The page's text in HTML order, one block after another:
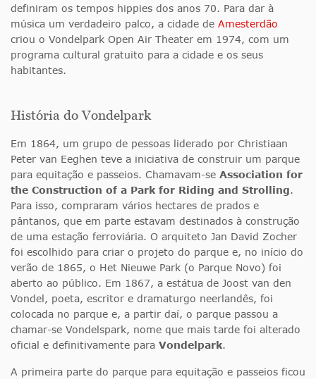
definiram os tempos hippies dos anos 70. Para dar à
música um verdadeiro palco, a cidade de Amesterdão
criou o Vondelpark Open Air Theater em 1974, com um
programa cultural gratuito para a cidade e os seus
habitantes.
História do Vondelpark
Em 1864, um grupo de pessoas liderado por Christiaan
Peter van Eeghen teve a iniciativa de construir um parque
para equitação e passeios. Chamavam-se Association for
the Construction of a Park for Riding and Strolling.
Para isso, compraram vários hectares de prados e
pântanos, que em parte estavam destinados à construção
de uma estação ferroviária. O arquiteto Jan David Zocher
foi escolhido para criar o projeto do parque e, no início do
verão de 1865, o Het Nieuwe Park (o Parque Novo) foi
aberto ao público. Em 1867, a estátua de Joost van den
Vondel, poeta, escritor e dramaturgo neerlandês, foi
colocada no parque e, a partir daí, o parque passou a
chamar-se Vondelspark, nome que mais tarde foi alterado
oficial e definitivamente para Vondelpark.
A primeira parte do parque para equitação e passeios ficou